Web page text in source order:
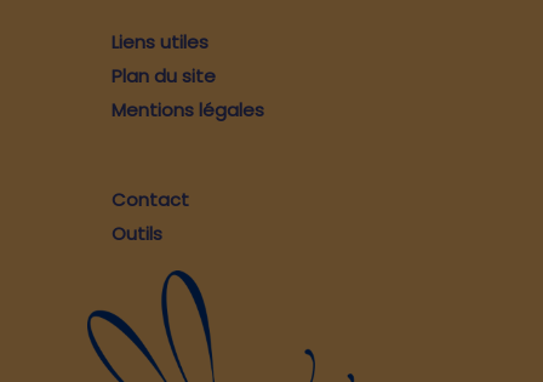
Liens utiles
Plan du site
Mentions légales
Contact
Outils